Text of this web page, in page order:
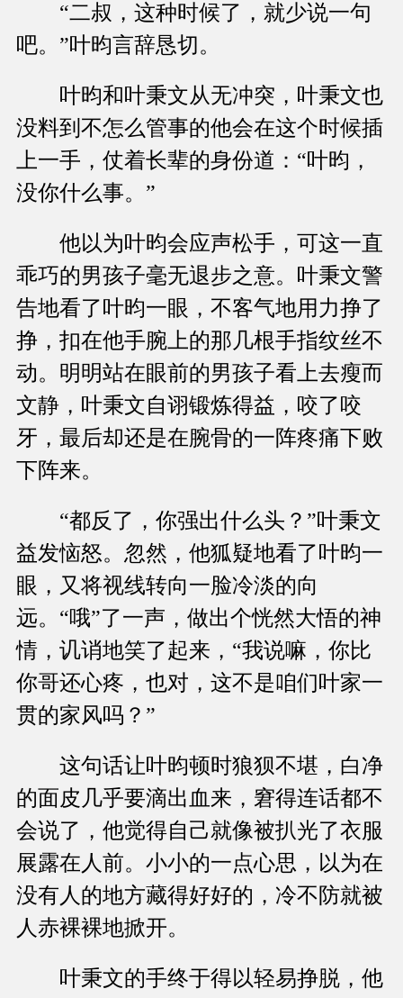
“二叔，这种时候了，就少说一句
吧。”叶昀言辞恳切。
叶昀和叶秉文从无冲突，叶秉文也
没料到不怎么管事的他会在这个时候插
上一手，仗着长辈的身份道：“叶昀，
没你什么事。”
他以为叶昀会应声松手，可这一直
乖巧的男孩子毫无退步之意。叶秉文警
告地看了叶昀一眼，不客气地用力挣了
挣，扣在他手腕上的那几根手指纹丝不
动。明明站在眼前的男孩子看上去瘦而
文静，叶秉文自诩锻炼得益，咬了咬
牙，最后却还是在腕骨的一阵疼痛下败
下阵来。
“都反了，你强出什么头？”叶秉文
益发恼怒。忽然，他狐疑地看了叶昀一
眼，又将视线转向一脸冷淡的向
远。“哦”了一声，做出个恍然大悟的神
情，讥诮地笑了起来，“我说嘛，你比
你哥还心疼，也对，这不是咱们叶家一
贯的家风吗？”
这句话让叶昀顿时狼狈不堪，白净
的面皮几乎要滴出血来，窘得连话都不
会说了，他觉得自己就像被扒光了衣服
展露在人前。小小的一点心思，以为在
没有人的地方藏得好好的，冷不防就被
人赤裸裸地掀开。
叶秉文的手终于得以轻易挣脱，他